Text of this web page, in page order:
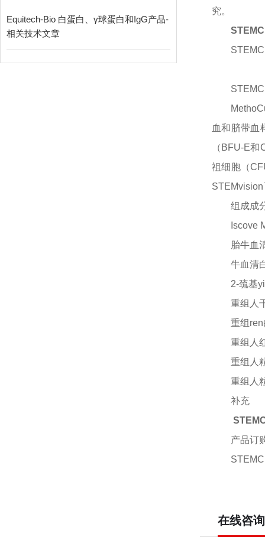
Equitech-Bio 白蛋白、γ球蛋白和IgG产品-
相关技术文章
究。
血和脐带血
（BFU-E
祖细胞（
组成成
Iscove
胎牛血
牛血清
2-巯基yi
重组人
重组
重组人
重组人
重组人
补充
产品订
在线咨询